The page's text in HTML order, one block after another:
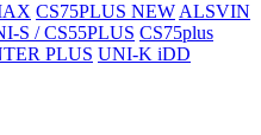
CS75PLUS NEW ALSVIN
S / CS55PLUS CS75plus
PLUS UNI-K iDD